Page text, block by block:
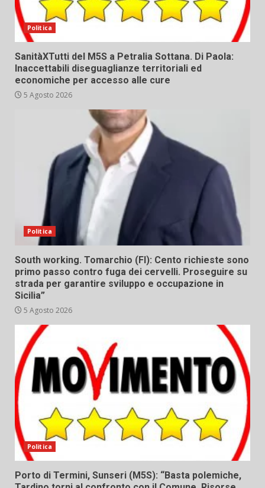
Politica
SanitàXTutti del M5S a Petralia Sottana. Di Paola:
Inaccettabili diseguaglianze territoriali ed
economiche per accesso alle cure
5 Agosto 2026
Politica
South working. Tomarchio (FI): Cento richieste sono
primo passo contro fuga dei cervelli. Proseguire su
strada per garantire sviluppo e occupazione in
Sicilia”
5 Agosto 2026
Politica
Porto di Termini, Sunseri (M5S): “Basta polemiche,